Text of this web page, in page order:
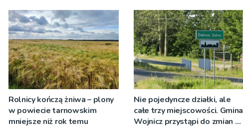
Rolnicy kończą żniwa – plony
w powiecie tarnowskim
mniejsze niż rok temu
Nie pojedyncze działki, ale
całe trzy miejscowości. Gmina
Wojnicz przystąpi do zmian w